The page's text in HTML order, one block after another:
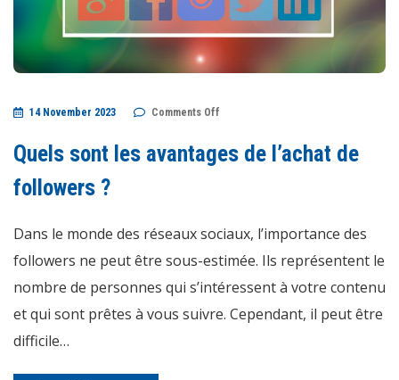
14 November 2023 Comments Off
avantages
Quels sont les avantages de l’achat de
followers ?
Dans le monde des réseaux sociaux, l’importance des
followers ne peut être sous-estimée. Ils représentent le
nombre de personnes qui s’intéressent à votre contenu
et qui sont prêtes à vous suivre. Cependant, il peut être
difficile…